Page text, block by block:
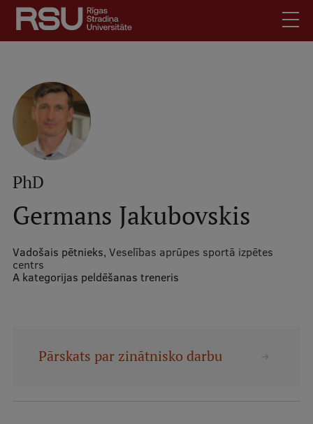
Pārlekt
galveno
saturu
Latviski
Meklēt Mobile
augšējā
izvēlne
Skolēniem
Studentiem
Darba devējiem
Kontakti
galvenā
Studiju iespējas
PhD
Germans Jakubovskis
Vadošais pētnieks, Veselības aprūpes sportā izpētes
centrs
A kategorijas peldēšanas treneris
Pārskats par zinātnisko darbu